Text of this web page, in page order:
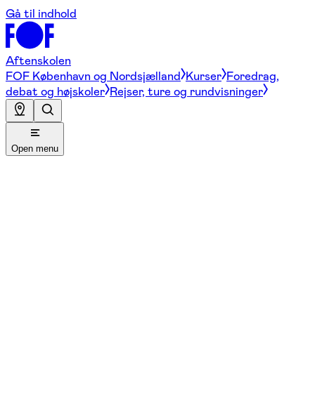
Gå til indhold
Aftenskolen
FOF København og Nordsjælland Kurser Foredrag,
debat og højskoler Rejser, ture og rundvisninger
Open menu